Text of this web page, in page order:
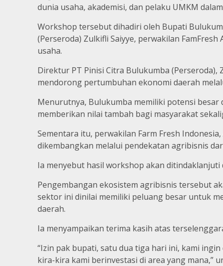
dunia usaha, akademisi, dan pelaku UMKM
Workshop tersebut dihadiri oleh Bupati
(Perseroda) Zulkifli Saiyye, perwakilan
usaha.
Direktur PT Pinisi Citra Bulukumba (Perseroda),
mendorong pertumbuhan ekonomi daerah
Menurutnya, Bulukumba memiliki potensi
memberikan nilai tambah bagi masyarakat
Sementara itu, perwakilan Farm Fresh
dikembangkan melalui pendekatan agribisnis
Ia menyebut hasil workshop akan
Pengembangan ekosistem agribisnis tersebut
sektor ini dinilai memiliki peluang besar untuk
daerah.
Ia menyampaikan terima kasih atas
“Izin pak bupati, satu dua tiga hari ini, kami
kira-kira kami berinvestasi di area yang mana,”